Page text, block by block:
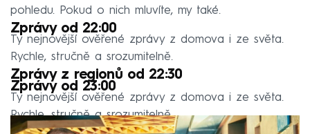
pohledu. Pokud o nich mluvíte, my také.
Zprávy od 22:00
Ty nejnovější ověřené zprávy z domova i ze světa.
Rychle, stručně a srozumitelně.
Zprávy z regionů od 22:30
Zprávy od 23:00
Ty nejnovější ověřené zprávy z domova i ze světa.
Rychle, stručně a srozumitelně.